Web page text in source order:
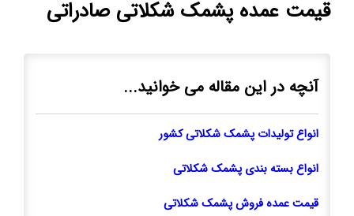
قیمت عمده پشمک شکلاتی صادراتی
آنچه در این مقاله می خوانید...
انواع تولیدات پشمک شکلاتی کشور
انواع بسته بندی پشمک شکلاتی
قیمت عمده فروش پشمک شکلاتی